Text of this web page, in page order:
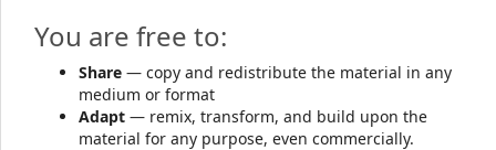
You are free to:
Share — copy and redistribute the material in any
medium or format
Adapt — remix, transform, and build upon the
material for any purpose, even commercially.